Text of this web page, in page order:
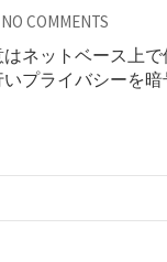
NO COMMENTS
ネットベース上
プライバシーを暗